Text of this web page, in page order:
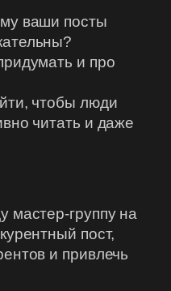
ваши посты
и про
чтобы люди
читать и даже
мастер-группу на
пост,
и привлечь